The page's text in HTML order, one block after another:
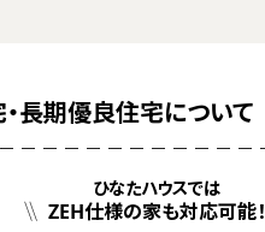
長期優良住宅について
ひなたハウスでは
ZEH仕様の家も対応可能！